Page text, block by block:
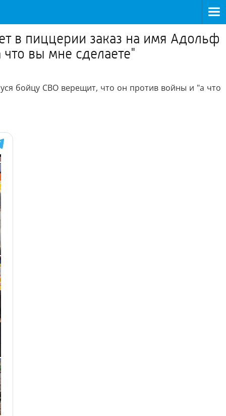
в пиццерии заказ на имя Адольф
вы мне сделаете"
бойцу СВО верещит, что он против войны и "а что